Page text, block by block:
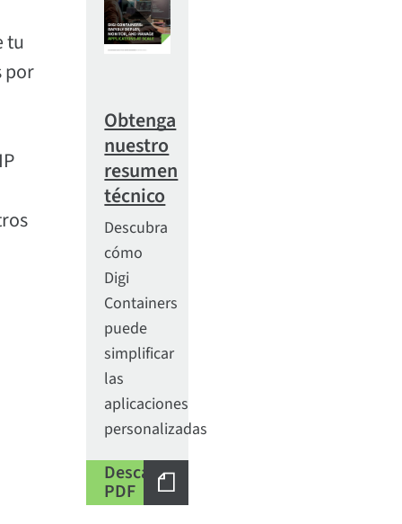
tu
por
Obtenga
nuestro
resumen
técnico
Descubra
cómo
Digi
Containers
puede
simplificar
las
aplicaciones
personalizadas
Descargar
PDF